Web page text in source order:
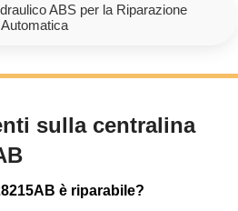
ABS per la Riparazione
Automatica
sulla centralina
è riparabile?